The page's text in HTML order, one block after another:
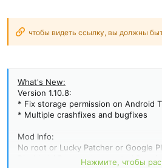
чтобы видеть ссылку, вы должны
What's New:
Version 1.10.8:
* Fix storage permission on Android
* Multiple crashfixes and bugfixes
Mod Info:
No root or Lucky Patcher or Google
Disabled / Removed unwanted
Нажмите, чтобы